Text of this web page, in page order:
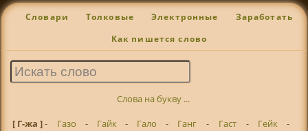
Словари Толковые Электронные Заработать
Как пишется слово
Слова на букву ...
[ Г-жа ]- Газо - Гайк - Гало - Ганг - Гаст - Гейк
-